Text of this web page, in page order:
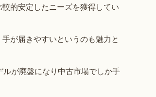
的安定したニーズを獲得してい
が届きやすいというのも魅力と
が廃盤になり中古市場でしか手